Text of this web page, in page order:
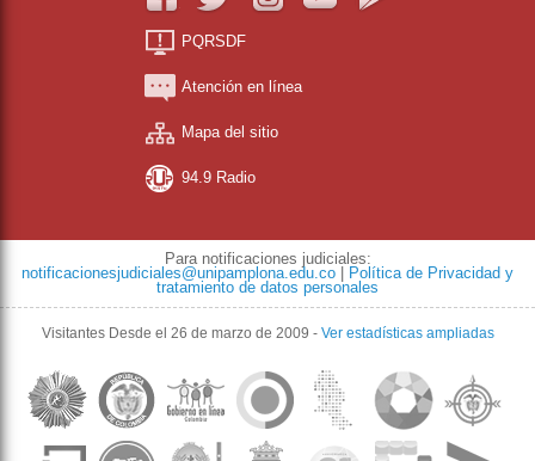
PQRSDF
Atención en línea
Mapa del sitio
94.9 Radio
Para notificaciones judiciales:
notificacionesjudiciales@unipamplona.edu.co
Política de Privacidad y
tratamiento de datos personales
Visitantes Desde el 26 de marzo de 2009 - Ver estadísticas ampliadas